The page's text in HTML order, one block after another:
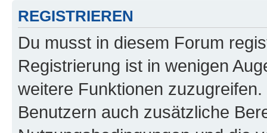
REGISTRIEREN
Du musst in diesem Forum
Registrierung ist in wenigen
weitere Funktionen
Benutzern auch zusätzliche